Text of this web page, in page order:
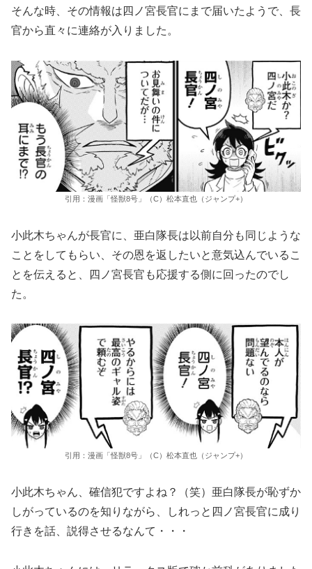
そんな時、その情報は四ノ宮長官にまで届いたようで、長
官から直々に連絡が入りました。
引用：漫画「怪獣8号」（C）松本直也（ジャンプ+）
小此木ちゃんが長官に、亜白隊長は以前自分も同じような
ことをしてもらい、その恩を返したいと意気込んでいるこ
とを伝えると、四ノ宮長官も応援する側に回ったのでし
た。
引用：漫画「怪獣8号」（C）松本直也（ジャンプ+）
小此木ちゃん、確信犯ですよね？（笑）亜白隊長が恥ずか
しがっているのを知りながら、しれっと四ノ宮長官に成り
行きを話、説得させるなんて・・・